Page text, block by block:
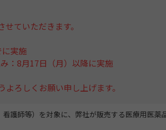
ていただきます。
実施
：8月17日（月）以降に実施
ろしくお願い申し上げます。
護師等）を対象に、弊社が販売する医療用医薬